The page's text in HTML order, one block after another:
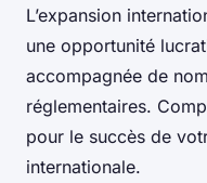
L’expansion
une opportunité
accompagnée de
réglementaires.
pour le succès de
internationale.